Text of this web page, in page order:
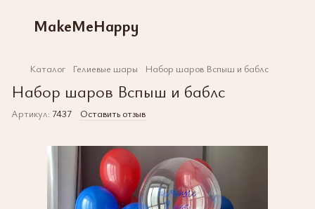
MakeMeHappy
Каталог Гелиевые шары Набор шаров Вспыш и баблс
Набор шаров Вспыш и баблс
Артикул: 7437 Оставить отзыв